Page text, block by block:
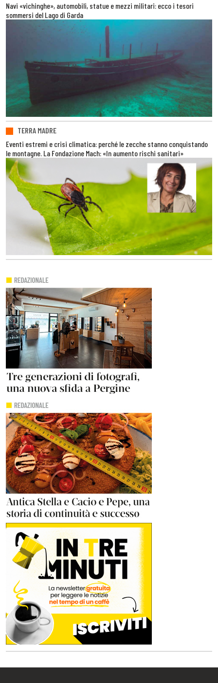
Navi «vichinghe», automobili, statue e mezzi militari: ecco i tesori
sommersi del Lago di Garda
TERRA MADRE
Eventi estremi e crisi climatica: perché le zecche stanno conquistando
le montagne. La Fondazione Mach: «In aumento rischi sanitari»